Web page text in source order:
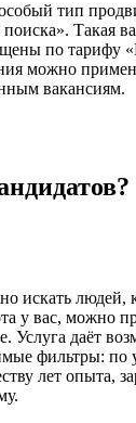
тип
Такая
по тарифу
можно
вакансиям.
искать людей,
у вас, можно
Услуга даёт
фильтры: по
лет опыта,